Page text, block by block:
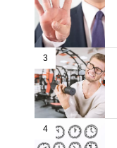
3
4